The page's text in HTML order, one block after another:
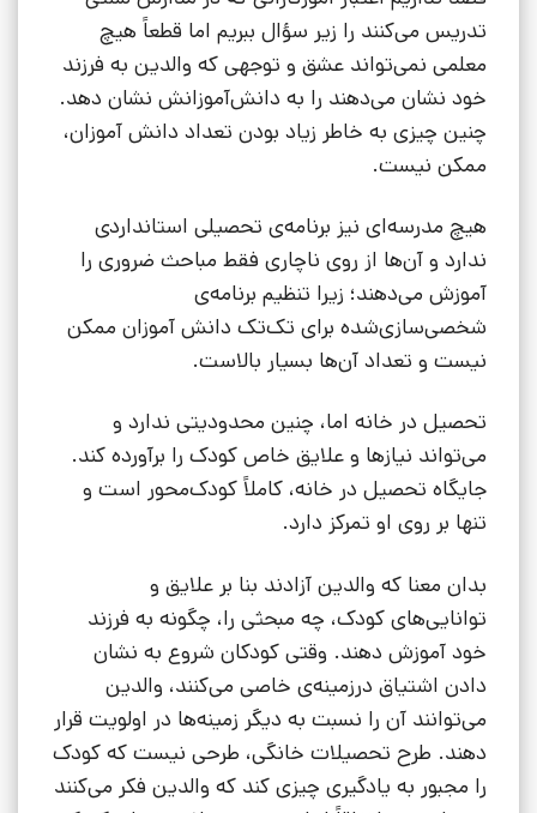
تدریس می‌کنند را زیر سؤال ببریم اما قطعاً هیچ
معلمی نمی‌تواند عشق و توجهی که والدین به فرزند
خود نشان می‌دهند را به دانش‌آموزانش نشان دهد.
چنین چیزی به خاطر زیاد بودن تعداد دانش آموزان،
ممکن نیست.
هیچ مدرسه‌ای نیز برنامه‌ی تحصیلی استانداردی
ندارد و آن‌ها از روی ناچاری فقط مباحث ضروری را
آموزش می‌دهند؛ زیرا تنظیم برنامه‌ی
شخصی‌سازی‌شده برای تک‌تک دانش آموزان ممکن
نیست و تعداد آن‌ها بسیار بالاست.
تحصیل در خانه اما، چنین محدودیتی ندارد و
می‌تواند نیازها و علایق خاص کودک را برآورده کند.
جایگاه تحصیل در خانه، کاملاً کودک‌محور است و
تنها بر روی او تمرکز دارد.
بدان معنا که والدین آزادند بنا بر علایق و
توانایی‌های کودک، چه مبحثی را، چگونه به فرزند
خود آموزش دهند. وقتی کودکان شروع به نشان
دادن اشتیاق درزمینه‌ی خاصی می‌کنند، والدین
می‌توانند آن را نسبت به دیگر زمینه‌ها در اولویت قرار
دهند. طرح تحصیلات خانگی، طرحی نیست که کودک
را مجبور به یادگیری چیزی کند که والدین فکر می‌کنند